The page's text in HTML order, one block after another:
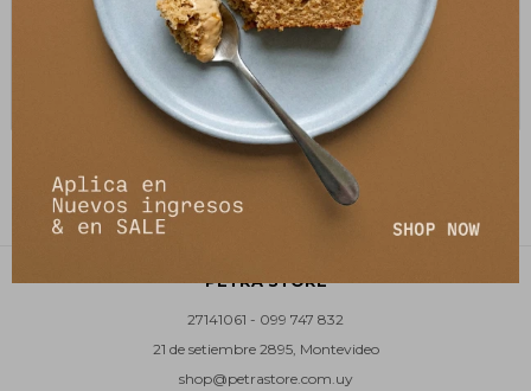
Tshirt Basica - Blanco
2.080 $ 3.200
Tshirt Basica - Negro
$ 2.080
PETRA STORE
27141061 - 099 747 832
21 de setiembre 2895, Montevideo
shop@petrastore.com.uy